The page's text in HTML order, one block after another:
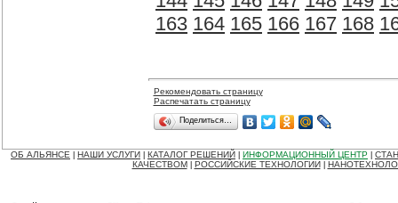
163 164 165 166 167 168
Рекомендовать страницу
Распечатать страницу
Поделиться…
ОБ АЛЬЯНСЕ НАШИ УСЛУГИ КАТАЛОГ РЕШЕНИЙ ИНФОРМАЦИОННЫЙ ЦЕНТР
КАЧЕСТВОМ
РОССИЙСКИЕ ТЕХНОЛОГИИ